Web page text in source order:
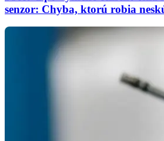
senzor: Chyba, ktorú robia